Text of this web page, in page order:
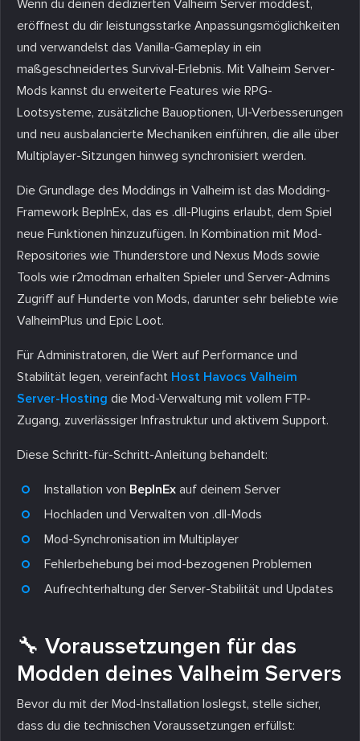
Wenn du deinen dedizierten Valheim Server moddest,
eröffnest du dir leistungsstarke Anpassungsmöglichkeiten
und verwandelst das Vanilla-Gameplay in ein
maßgeschneidertes Survival-Erlebnis. Mit Valheim Server-
Mods kannst du erweiterte Features wie RPG-
Lootsysteme, zusätzliche Bauoptionen, UI-Verbesserungen
und neu ausbalancierte Mechaniken einführen, die alle über
Multiplayer-Sitzungen hinweg synchronisiert werden.
Die Grundlage des Moddings in Valheim ist das Modding-
Framework BepInEx, das es .dll-Plugins erlaubt, dem Spiel
neue Funktionen hinzuzufügen. In Kombination mit Mod-
Repositories wie Thunderstore und Nexus Mods sowie
Tools wie r2modman erhalten Spieler und Server-Admins
Zugriff auf Hunderte von Mods, darunter sehr beliebte wie
ValheimPlus und Epic Loot.
Für Administratoren, die Wert auf Performance und
Stabilität legen, vereinfacht Host Havocs Valheim
Server-Hosting die Mod-Verwaltung mit vollem FTP-
Zugang, zuverlässiger Infrastruktur und aktivem Support.
Diese Schritt-für-Schritt-Anleitung behandelt:
Installation von BepInEx auf deinem Server
Hochladen und Verwalten von .dll-Mods
Mod-Synchronisation im Multiplayer
Fehlerbehebung bei mod-bezogenen Problemen
Aufrechterhaltung der Server-Stabilität und Updates
🔧 Voraussetzungen für das
Modden deines Valheim Servers
Bevor du mit der Mod-Installation loslegst, stelle sicher,
dass du die technischen Voraussetzungen erfüllst: